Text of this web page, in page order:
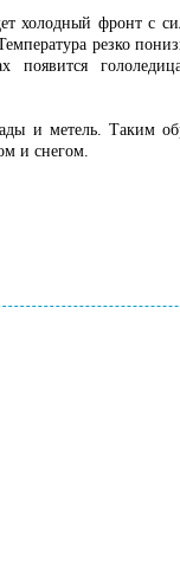
холодный фронт с
резко
и метель. Таким
и снегом.